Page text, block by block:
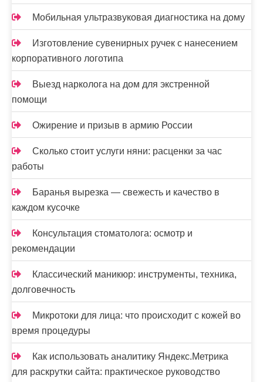
и
с
я
м
Мобильная ультразвуковая диагностика на дому
Изготовление сувенирных ручек с нанесением
корпоративного логотипа
Выезд нарколога на дом для экстренной
помощи
Ожирение и призыв в армию России
Сколько стоит услуги няни: расценки за час
работы
Баранья вырезка — свежесть и качество в
каждом кусочке
Консультация стоматолога: осмотр и
рекомендации
Классический маникюр: инструменты, техника,
долговечность
Микротоки для лица: что происходит с кожей во
время процедуры
Как использовать аналитику Яндекс.Метрика
для раскрутки сайта: практическое руководство